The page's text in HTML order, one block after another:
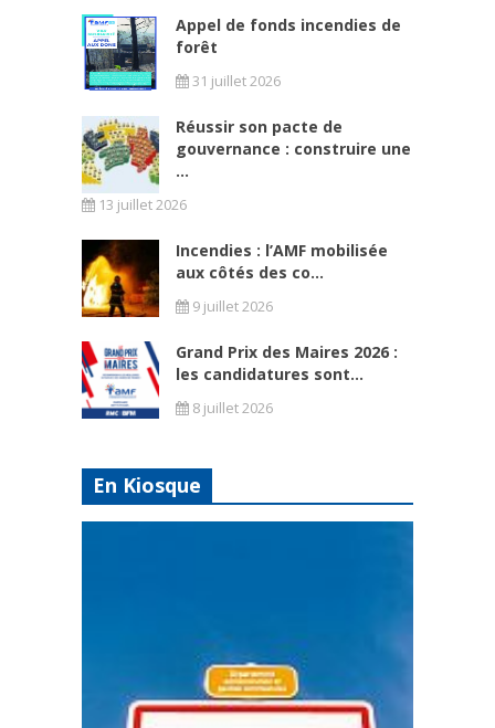
Appel de fonds incendies de
forêt
31 juillet 2026
Réussir son pacte de
gouvernance : construire une
...
13 juillet 2026
Incendies : l’AMF mobilisée
aux côtés des co...
9 juillet 2026
Grand Prix des Maires 2026 :
les candidatures sont...
8 juillet 2026
En Kiosque